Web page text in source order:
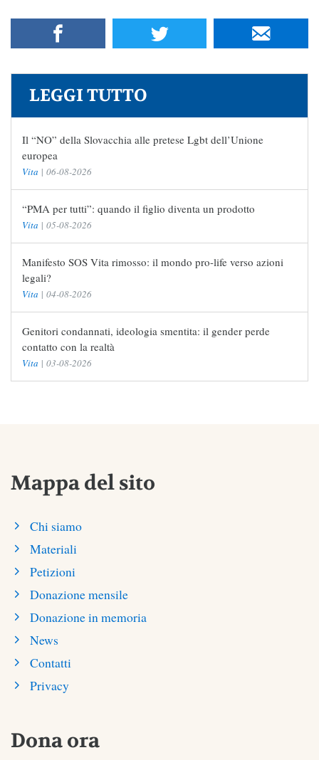
LEGGI TUTTO
Il “NO” della Slovacchia alle pretese Lgbt dell’Unione
europea
Vita | 06-08-2026
“PMA per tutti”: quando il figlio diventa un prodotto
Vita | 05-08-2026
Manifesto SOS Vita rimosso: il mondo pro-life verso azioni
legali?
Vita | 04-08-2026
Genitori condannati, ideologia smentita: il gender perde
contatto con la realtà
Vita | 03-08-2026
Mappa del sito
Chi siamo
Materiali
Petizioni
Donazione mensile
Donazione in memoria
News
Contatti
Privacy
Dona ora